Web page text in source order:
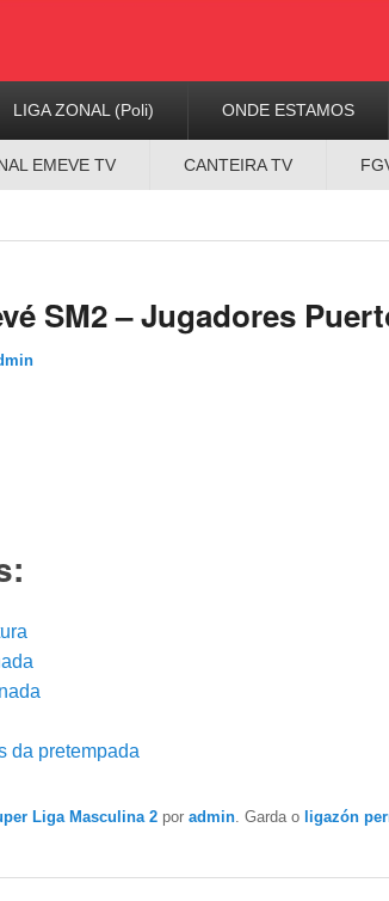
LIGA ZONAL (Poli) ONDE ESTAMOS
EMEVE TV CANTEIRA TV
SM2 – Jugadores
da pretempada
Liga Masculina 2 por admin. Garda o ligazón